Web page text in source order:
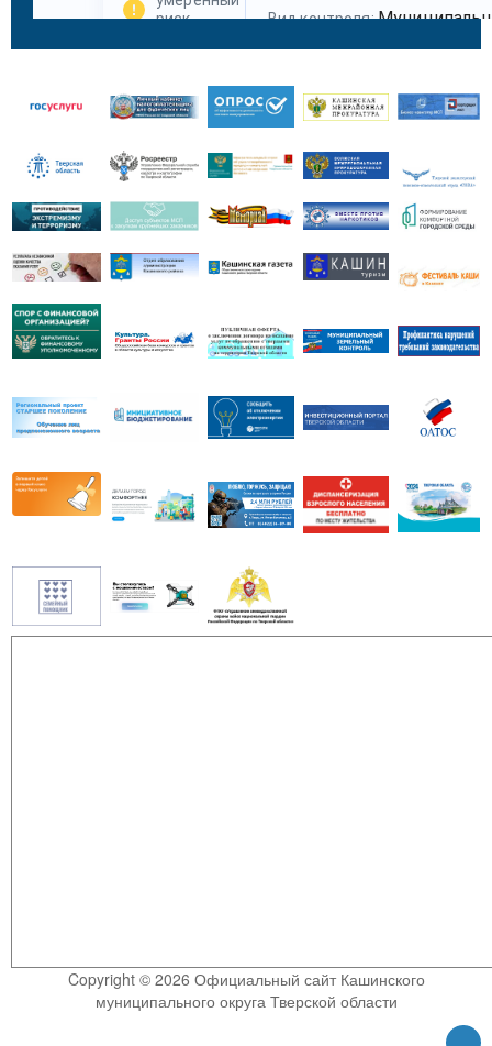
Copyright © 2026 Официальный сайт Кашинского
муниципального округа Тверской области